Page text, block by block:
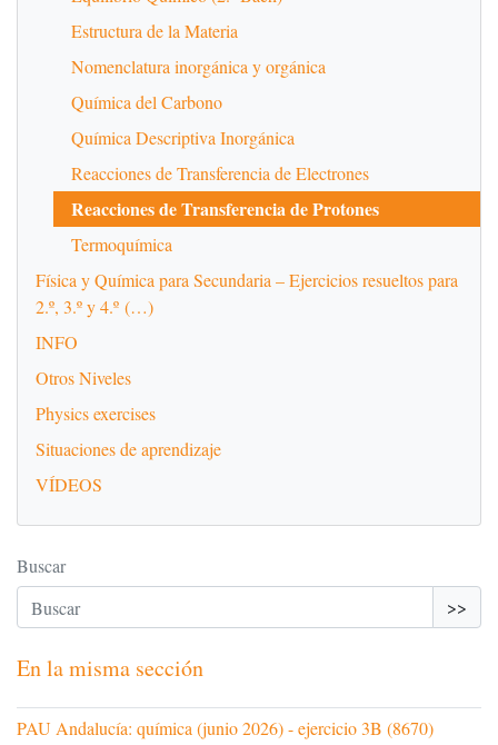
Estructura de la Materia
Nomenclatura inorgánica y orgánica
Química del Carbono
Química Descriptiva Inorgánica
Reacciones de Transferencia de Electrones
Reacciones de Transferencia de Protones
Termoquímica
Física y Química para Secundaria – Ejercicios resueltos para
2.º, 3.º y 4.º (…)
INFO
Otros Niveles
Physics exercises
Situaciones de aprendizaje
VÍDEOS
Buscar
>>
En la misma sección
PAU Andalucía: química (junio 2026) - ejercicio 3B (8670)